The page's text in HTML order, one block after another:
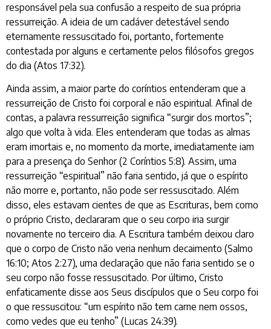
responsável pela sua confusão a respeito de sua própria
ressurreição. A ideia de um cadáver detestável sendo
eternamente ressuscitado foi, portanto, fortemente
contestada por alguns e certamente pelos filósofos gregos
do dia (Atos 17:32).
Ainda assim, a maior parte do coríntios entenderam que a
ressurreição de Cristo foi corporal e não espiritual. Afinal de
contas, a palavra ressurreição significa “surgir dos mortos”;
algo que volta à vida. Eles entenderam que todas as almas
eram imortais e, no momento da morte, imediatamente iam
para a presença do Senhor (2 Coríntios 5:8). Assim, uma
ressurreição “espiritual” não faria sentido, já que o espírito
não morre e, portanto, não pode ser ressuscitado. Além
disso, eles estavam cientes de que as Escrituras, bem como
o próprio Cristo, declararam que o seu corpo iria surgir
novamente no terceiro dia. A Escritura também deixou claro
que o corpo de Cristo não veria nenhum decaimento (Salmo
16:10; Atos 2:27), uma declaração que não faria sentido se o
seu corpo não fosse ressuscitado. Por último, Cristo
enfaticamente disse aos Seus discípulos que o Seu corpo foi
o que ressuscitou: “um espírito não tem carne nem ossos,
como vedes que eu tenho” (Lucas 24:39).